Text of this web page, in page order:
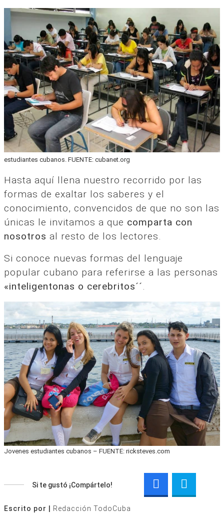
estudiantes cubanos. FUENTE: cubanet.org
Hasta aquí llena nuestro recorrido por las
formas de exaltar los saberes y el
conocimiento, convencidos de que no son las
únicas le invitamos a que comparta con
nosotros al resto de los lectores.
Si conoce nuevas formas del lenguaje
popular cubano para referirse a las personas
«inteligentonas o cerebritos´´
Jovenes estudiantes cubanos – FUENTE: ricksteves.com
Si te gustó ¡Compártelo!
Escrito por | Redacción TodoCuba